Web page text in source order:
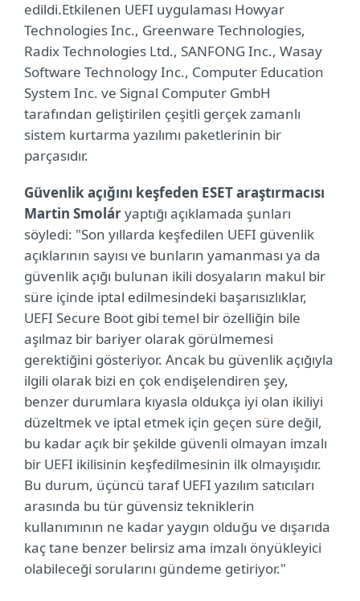
edildi.Etkilenen UEFI uygulaması Howyar
Technologies Inc., Greenware Technologies,
Radix Technologies Ltd., SANFONG Inc., Wasay
Software Technology Inc., Computer Education
System Inc. ve Signal Computer GmbH
tarafından geliştirilen çeşitli gerçek zamanlı
sistem kurtarma yazılımı paketlerinin bir
parçasıdır.
Güvenlik açığını keşfeden ESET araştırmacısı
Martin Smoláryaptığı açıklamada şunları
söyledi: "Son yıllarda keşfedilen UEFI güvenlik
açıklarının sayısı ve bunların yamanması ya da
güvenlik açığı bulunan ikili dosyaların makul bir
süre içinde iptal edilmesindeki başarısızlıklar,
UEFI Secure Boot gibi temel bir özelliğin bile
aşılmaz bir bariyer olarak görülmemesi
gerektiğini gösteriyor. Ancak bu güvenlik açığıyla
ilgili olarak bizi en çok endişelendiren şey,
benzer durumlara kıyasla oldukça iyi olan ikiliyi
düzeltmek ve iptal etmek için geçen süre değil,
bu kadar açık bir şekilde güvenli olmayan imzalı
bir UEFI ikilisinin keşfedilmesinin ilk olmayışıdır.
Bu durum, üçüncü taraf UEFI yazılım satıcıları
arasında bu tür güvensiz tekniklerin
kullanımının ne kadar yaygın olduğu ve dışarıda
kaç tane benzer belirsiz ama imzalı önyükleyici
olabileceği sorularını gündeme getiriyor."